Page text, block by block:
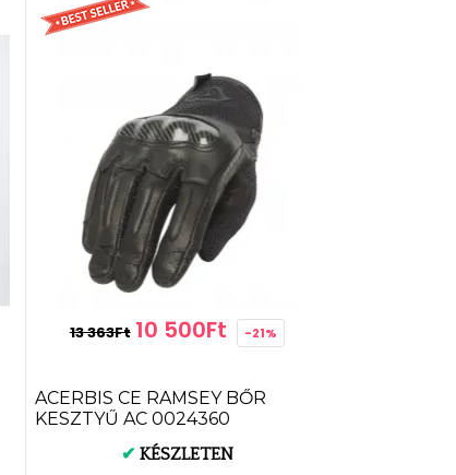
13 363Ft 10 500Ft -21%
ACERBIS CE RAMSEY BŐR
KESZTYŰ AC 0024360
✔ KÉSZLETEN